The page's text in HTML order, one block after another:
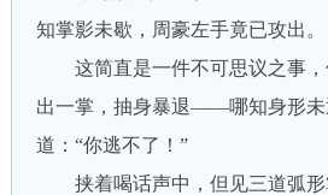
知掌影未歇，周豪左手竟已攻出。
这简直是一件不可思议之事，
出一掌，抽身暴退——哪知身形未
道：“你逃不了！”
挟着喝话声中，但见三道弧形